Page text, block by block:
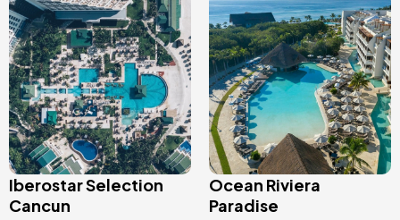
Image
Iberostar Selection
Cancun
Image
Ocean Riviera
Paradise